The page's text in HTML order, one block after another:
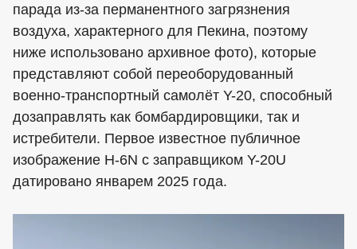
парада из-за перманентного загрязнения
воздуха, характерного для Пекина, поэтому
ниже использовано архивное фото), которые
представляют собой переоборудованный
военно-транспортный самолёт Y-20, способный
дозаправлять как бомбардировщики, так и
истребители. Первое известное публичное
изображение H-6N с заправщиком Y-20U
датировано январем 2025 года.